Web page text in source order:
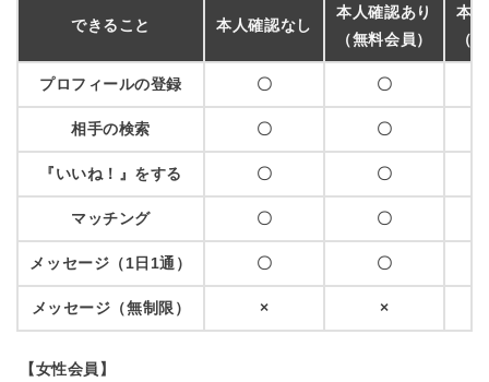
できること 本人確認なし
本人確認あり
（無料会員）
本
（
プロフィールの登録 〇 〇
相手の検索 〇 〇
『いいね！』をする 〇 〇
マッチング 〇 〇
メッセージ（1日1通） 〇 〇
メッセージ（無制限） × ×
【女性会員】